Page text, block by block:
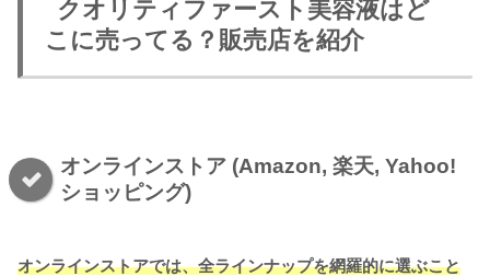
クオリティファースト美容液はど
こに売ってる？販売店を紹介
オンラインストア (Amazon, 楽天, Yahoo!
ショッピング)
オンラインストアでは、全ラインナップを網羅的に選ぶこと